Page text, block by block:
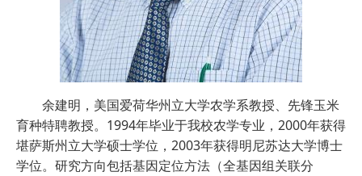
余建明，美国爱荷华州立大学农学系教授、先锋玉米
育种特聘教授。1994年毕业于我校农学专业，2000年获得
堪萨斯州立大学硕士学位，2003年获得明尼苏达大学博士
学位。研究方向包括基因定位方法（全基因组关联分